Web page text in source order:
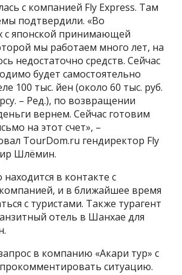
с компанией Fly Express. Там
подтвердили. «Во
с японской принимающей
мы работаем много лет, на
недостаточно средств. Сейчас
будет самостоятельно
100 тыс. йен (около 60 тыс. руб.
– Ред.), по возвращении
вернем. Сейчас готовим
на этот счет», –
TourDom.ru гендиректор Fly
Шлёмин.
в контакте с
и в ближайшее время
с туристами. Также турагент
отель в Шанхае для
в компанию «Акари тур» с
ситуацию.